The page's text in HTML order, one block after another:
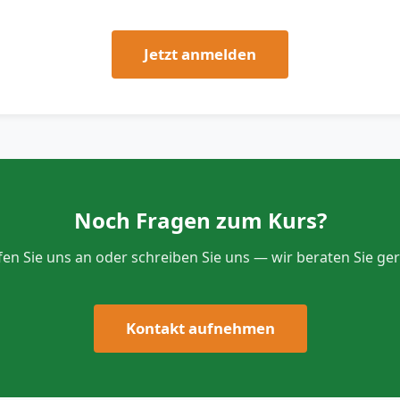
Jetzt anmelden
Noch Fragen zum Kurs?
Sie uns an oder schreiben Sie uns — wir beraten Sie
Kontakt aufnehmen